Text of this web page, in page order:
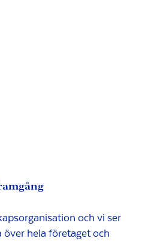
och vi ser
hela företaget och